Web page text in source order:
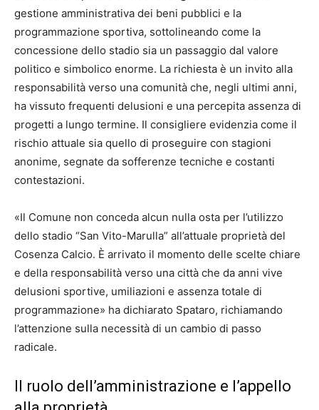
gestione amministrativa dei beni pubblici e la
programmazione sportiva, sottolineando come la
concessione dello stadio sia un passaggio dal valore
politico e simbolico enorme. La richiesta è un invito alla
responsabilità verso una comunità che, negli ultimi anni,
ha vissuto frequenti delusioni e una percepita assenza di
progetti a lungo termine. Il consigliere evidenzia come il
rischio attuale sia quello di proseguire con stagioni
anonime, segnate da sofferenze tecniche e costanti
contestazioni.
«Il Comune non conceda alcun nulla osta per l’utilizzo
dello stadio “San Vito-Marulla” all’attuale proprietà del
Cosenza Calcio. È arrivato il momento delle scelte chiare
e della responsabilità verso una città che da anni vive
delusioni sportive, umiliazioni e assenza totale di
programmazione» ha dichiarato Spataro, richiamando
l’attenzione sulla necessità di un cambio di passo
radicale.
Il ruolo dell’amministrazione e l’appello